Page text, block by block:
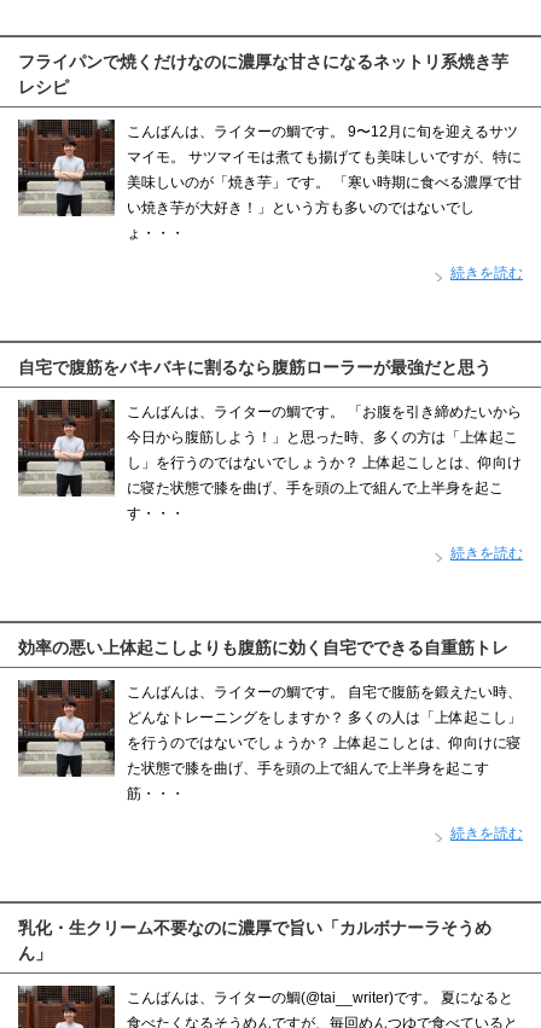
フライパンで焼くだけなのに濃厚な甘さになるネットリ系焼き芋
レシピ
こんばんは、ライターの鯛です。 9〜12月に旬を迎えるサツ
マイモ。 サツマイモは煮ても揚げても美味しいですが、特に
美味しいのが「焼き芋」です。 「寒い時期に食べる濃厚で甘
い焼き芋が大好き！」という方も多いのではないでし
ょ・・・
続きを読む
自宅で腹筋をバキバキに割るなら腹筋ローラーが最強だと思う
こんばんは、ライターの鯛です。 「お腹を引き締めたいから
今日から腹筋しよう！」と思った時、多くの方は「上体起こ
し」を行うのではないでしょうか？ 上体起こしとは、仰向け
に寝た状態で膝を曲げ、手を頭の上で組んで上半身を起こ
す・・・
続きを読む
効率の悪い上体起こしよりも腹筋に効く自宅でできる自重筋トレ
こんばんは、ライターの鯛です。 自宅で腹筋を鍛えたい時、
どんなトレーニングをしますか？ 多くの人は「上体起こし」
を行うのではないでしょうか？ 上体起こしとは、仰向けに寝
た状態で膝を曲げ、手を頭の上で組んで上半身を起こす
筋・・・
続きを読む
乳化・生クリーム不要なのに濃厚で旨い「カルボナーラそうめ
ん」
こんばんは、ライターの鯛(@tai__writer)です。 夏になると
食べたくなるそうめんですが、毎回めんつゆで食べていると